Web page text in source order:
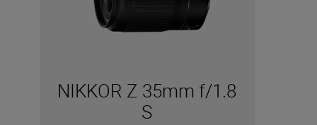
NIKKOR Z 35mm f/1.8
S